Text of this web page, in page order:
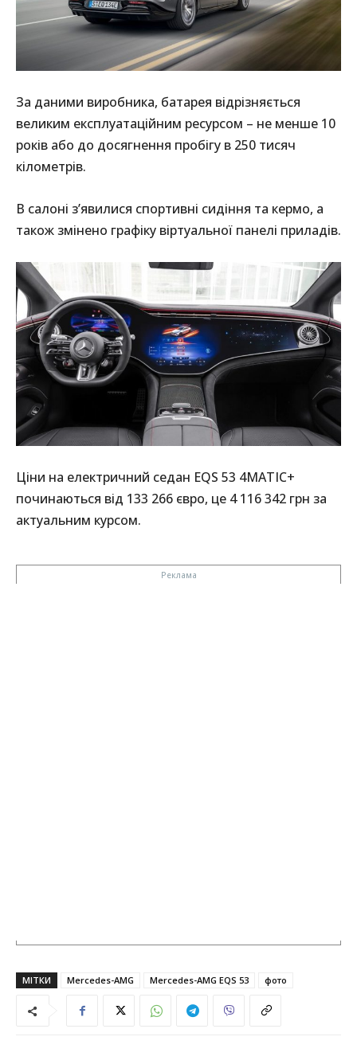
За даними виробника, батарея відрізняється
великим експлуатаційним ресурсом – не менше 10
років або до досягнення пробігу в 250 тисяч
кілометрів.
В салоні з’явилися спортивні сидіння та кермо, а
також змінено графіку віртуальної панелі приладів.
Ціни на електричний седан EQS 53 4MATIC+
починаються від 133 266 євро, це 4 116 342 грн за
актуальним курсом.
МІТКИ Mercedes-AMG Mercedes-AMG EQS 53 фото